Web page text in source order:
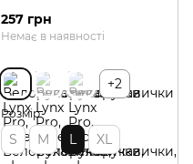
257 грн
Немає в наявності
+2
Розмір
S M L XL